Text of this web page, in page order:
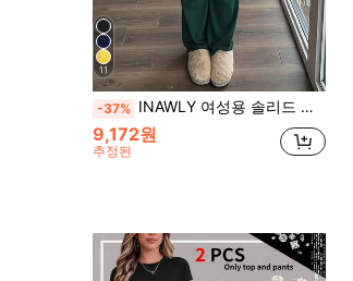
11
-37% INAWLY 여성용 솔리드 컬러 반팔 슬림핏 티셔츠와 팬츠 캐주얼 투피스 세트
9,172원
추정된